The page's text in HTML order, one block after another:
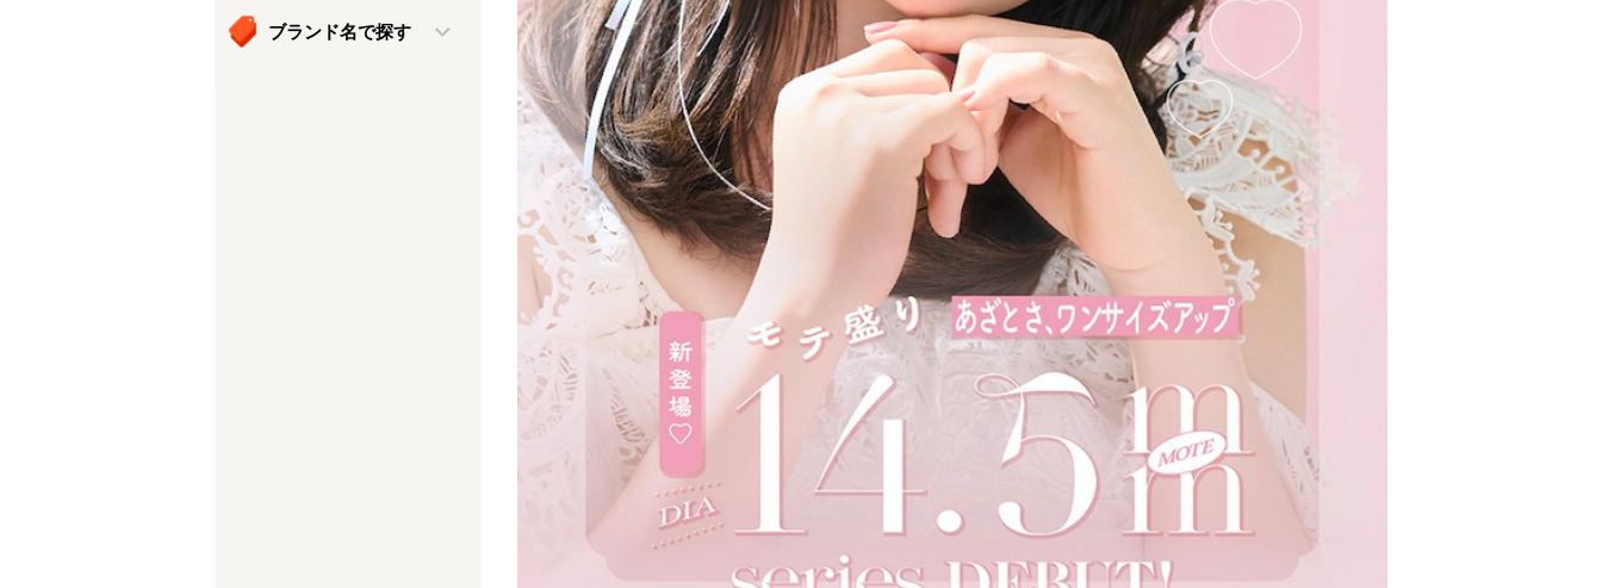
ブランド名で探す